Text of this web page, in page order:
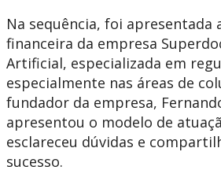
Na sequência, foi apresentada
financeira da empresa
Artificial, especializada em
especialmente nas áreas de
fundador da empresa,
apresentou o modelo de
esclareceu dúvidas e
sucesso.